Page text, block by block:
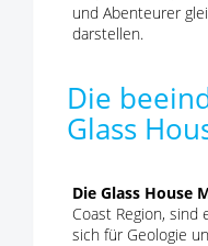
und Abenteurer
darstellen.
Die
Glass
Die Glass House
Coast Region, sind
sich für Geologie